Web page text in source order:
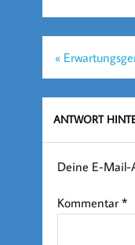
«
ANTWORT
Deine E-Mail-
Kommentar *